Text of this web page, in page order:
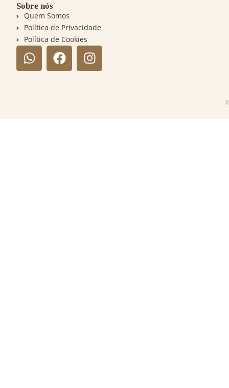
Sobre nós
Quem Somos
Política de Privacidade
Política de Cookies